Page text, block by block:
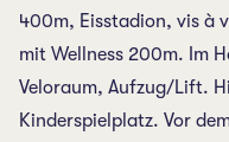
400m, Eisstadion, vis à
mit Wellness 200m. Im
Veloraum, Aufzug/Lift.
Kinderspielplatz. Vor